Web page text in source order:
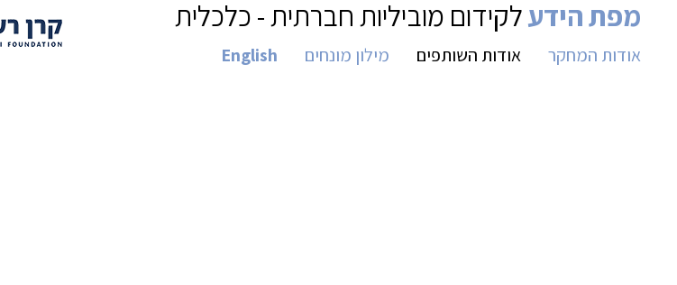
מפת הידעלקידום מוביליות חברתית - כלכלית
אודות המחקר אודות השותפים מילון מונחים English